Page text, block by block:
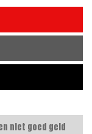
niet goed geld